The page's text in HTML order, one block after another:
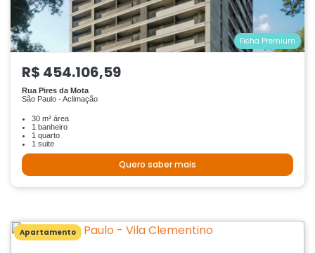
Ficha Premium
R$ 454.106,59
Rua Pires da Mota
São Paulo - Aclimação
30 m² área
1 banheiro
1 quarto
1 suite
Quero saber mais
Apartamento